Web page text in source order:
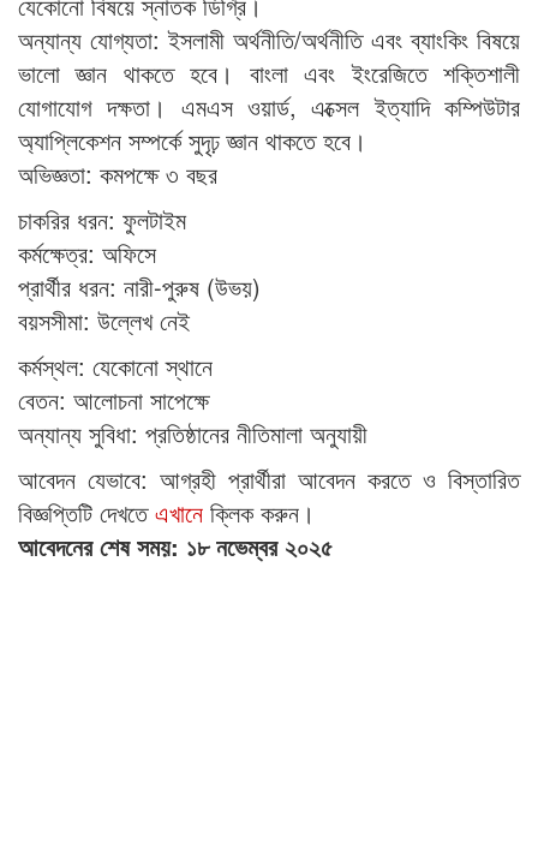
অন্যান্য যোগ্যতা: ইসলামী অর্থনীতি/অর্থনীতি এবং ব্যাংকিং বিষয়ে
ভালো জ্ঞান থাকতে হবে। বাংলা এবং ইংরেজিতে শক্তিশালী
যোগাযোগ দক্ষতা। এমএস ওয়ার্ড, এক্সেল ইত্যাদি কম্পিউটার
অ্যাপ্লিকেশন সম্পর্কে সুদৃঢ় জ্ঞান থাকতে হবে।
অভিজ্ঞতা: কমপক্ষে ৩ বছর
চাকরির ধরন: ফুলটাইম
কর্মক্ষেত্র: অফিসে
প্রার্থীর ধরন: নারী-পুরুষ (উভয়)
বয়সসীমা: উল্লেখ নেই
কর্মস্থল: যেকোনো স্থানে
বেতন: আলোচনা সাপেক্ষে
অন্যান্য সুবিধা: প্রতিষ্ঠানের নীতিমালা অনুযায়ী
আবেদন যেভাবে: আগ্রহী প্রার্থীরা আবেদন করতে ও বিস্তারিত
বিজ্ঞপ্তিটি দেখতেএখানে ক্লিক করুন।
আবেদনের শেষ সময়: ১৮ নভেম্বর ২০২৫